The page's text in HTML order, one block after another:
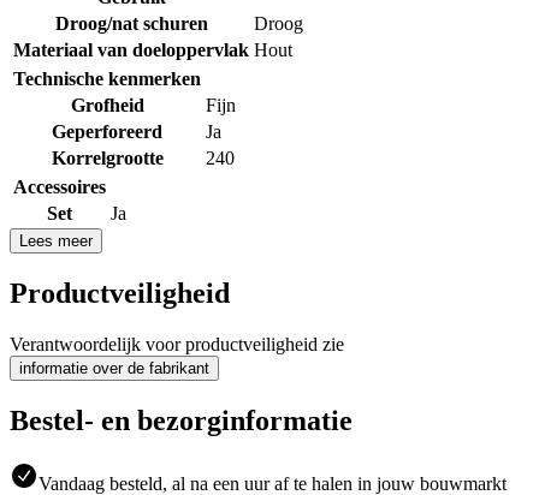
Droog/nat schuren
Droog
Materiaal van doeloppervlak Hout
Technische kenmerken
Grofheid
Fijn
Geperforeerd
Ja
Korrelgrootte
240
Accessoires
Set
Ja
Lees meer
Productveiligheid
Verantwoordelijk voor productveiligheid zie
informatie over de fabrikant
Bestel- en bezorginformatie
Vandaag besteld, al na een uur af te halen in jouw bouwmarkt